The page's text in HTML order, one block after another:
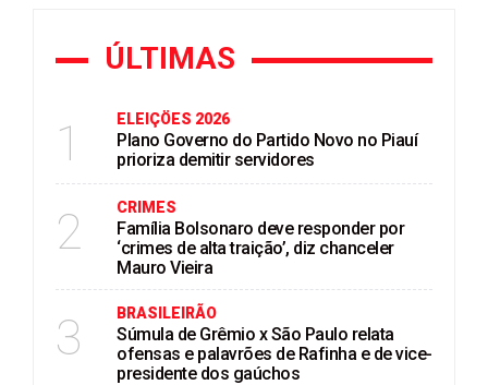
ÚLTIMAS
1 ELEIÇÖES 2026
Plano Governo do Partido Novo no Piauí
prioriza demitir servidores
2 CRIMES
Família Bolsonaro deve responder por
‘crimes de alta traição’, diz chanceler
Mauro Vieira
3 BRASILEIRÃO
Súmula de Grêmio x São Paulo relata
ofensas e palavrões de Rafinha e de vice-
presidente dos gaúchos